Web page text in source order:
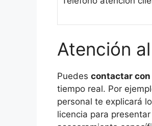
Atención
Puedes contactar con
tiempo real. Por
personal te explicará
licencia para